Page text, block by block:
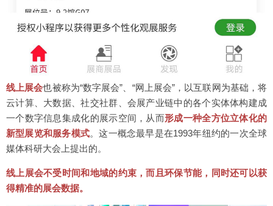
线上展会也被称为“数字展会”、“网上展会”，以互联网为基础，将
云计算、大数据、社交社群、会展产业链中的各个实体体构建成
一个数字信息集成化的展示空间，从而形成一种全方位立体化的
新型展览和服务模式。这一概念最早是在1993年纽约的一次全球
媒体科研大会上提出的。
线上展会不受时间和地域的约束，而且环保节能，同时还可以获
得精准的展会数据。